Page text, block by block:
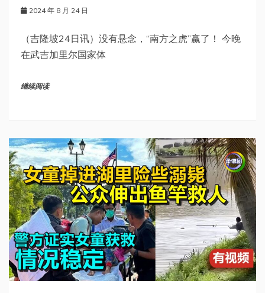
2024 年 8 月 24 日
（吉隆坡24日讯）没有悬念，“南方之虎”赢了！ 今晚
在武吉加里尔国家体
继续阅读